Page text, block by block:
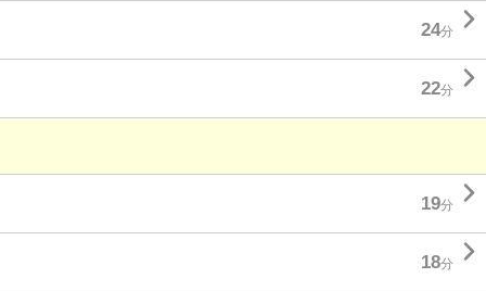
24分 
22分 
19分 
18分 